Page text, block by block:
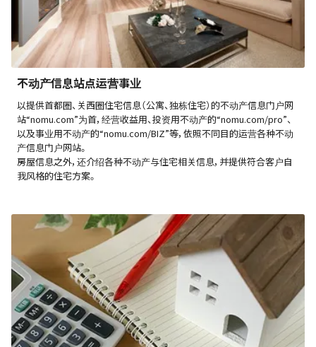
不动产信息站点运营事业
以提供首都圈、关西圈住宅信息（公寓、独栋住宅）的不动产信息门户网
站“nomu.com”为首，经营收益用、投资用不动产的“nomu.com/pro”、
以及事业用不动产的“nomu.com/BIZ”等，依照不同目的运营各种不动
产信息门户网站。
房屋信息之外，还介绍各种不动产与住宅相关信息，并提供符合客户自
我风格的住宅方案。